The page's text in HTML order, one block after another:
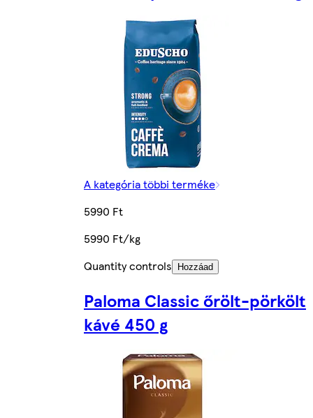
A kategória többi terméke
5990 Ft
5990 Ft/kg
Quantity controls
Hozzáad
Paloma Classic őrölt-pörkölt
kávé 450 g